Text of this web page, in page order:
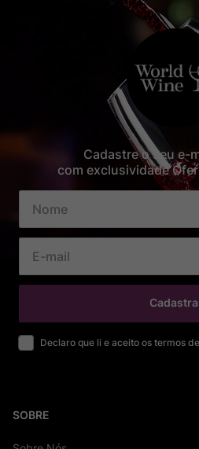
Cadastre o seu e-
com exclusividade
Declaro que li e aceito os termos
SOBRE